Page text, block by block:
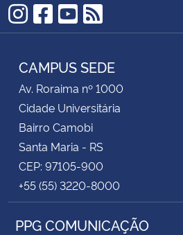
Instagram
Facebook
YouTube
RSS
CAMPUS SEDE
Av. Roraima nº 1000
Cidade Universitária
Bairro Camobi
Santa Maria - RS
CEP: 97105-900
+55 (55) 3220-8000
PPG COMUNICAÇÃO